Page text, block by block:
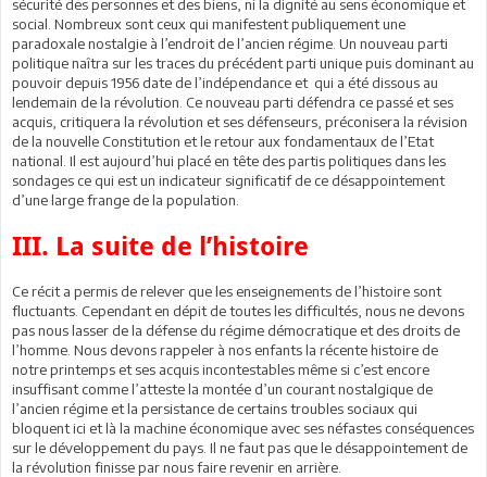
sécurité des personnes et des biens, ni la dignité au sens économique et
social. Nombreux sont ceux qui manifestent publiquement une
paradoxale nostalgie à l’endroit de l’ancien régime. Un nouveau parti
politique naîtra sur les traces du précédent parti unique puis dominant au
pouvoir depuis 1956 date de l’indépendance et qui a été dissous au
lendemain de la révolution. Ce nouveau parti défendra ce passé et ses
acquis, critiquera la révolution et ses défenseurs, préconisera la révision
de la nouvelle Constitution et le retour aux fondamentaux de l’Etat
national. Il est aujourd’hui placé en tête des partis politiques dans les
sondages ce qui est un indicateur significatif de ce désappointement
d’une large frange de la population.
III. La suite de l’histoire
Ce récit a permis de relever que les enseignements de l’histoire sont
fluctuants. Cependant en dépit de toutes les difficultés, nous ne devons
pas nous lasser de la défense du régime démocratique et des droits de
l’homme. Nous devons rappeler à nos enfants la récente histoire de
notre printemps et ses acquis incontestables même si c’est encore
insuffisant comme l’atteste la montée d’un courant nostalgique de
l’ancien régime et la persistance de certains troubles sociaux qui
bloquent ici et là la machine économique avec ses néfastes conséquences
sur le développement du pays. Il ne faut pas que le désappointement de
la révolution finisse par nous faire revenir en arrière.